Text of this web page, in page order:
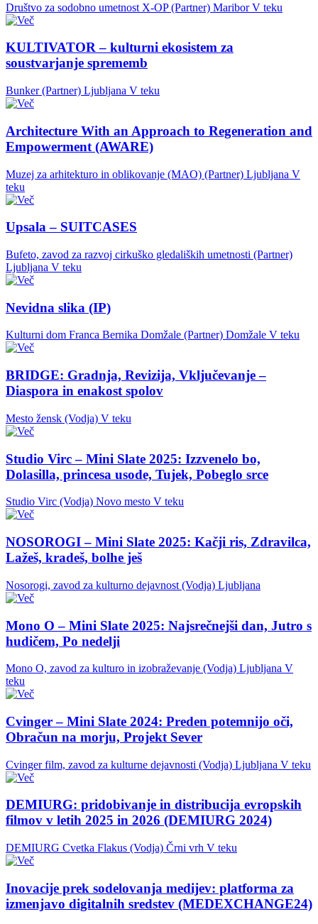
Društvo za sodobno umetnost X-OP (Partner) Maribor V teku
KULTIVATOR – kulturni ekosistem za
soustvarjanje sprememb
Bunker (Partner) Ljubljana V teku
Architecture With an Approach to Regeneration and
Empowerment (AWARE)
Muzej za arhitekturo in oblikovanje (MAO) (Partner) Ljubljana V
teku
Upsala – SUITCASES
Bufeto, zavod za razvoj cirkuško gledaliških umetnosti (Partner)
Ljubljana V teku
Nevidna slika (IP)
Kulturni dom Franca Bernika Domžale (Partner) Domžale V teku
BRIDGE: Gradnja, Revizija, Vključevanje –
Diaspora in enakost spolov
Mesto žensk (Vodja) V teku
Studio Virc – Mini Slate 2025: Izzvenelo bo,
Dolasilla, princesa usode, Tujek, Pobeglo srce
Studio Virc (Vodja) Novo mesto V teku
NOSOROGI – Mini Slate 2025: Kačji ris, Zdravilca,
Lažeš, kradeš, bolhe ješ
Nosorogi, zavod za kulturno dejavnost (Vodja) Ljubljana
Mono O – Mini Slate 2025: Najsrečnejši dan, Jutro s
hudičem, Po nedelji
Mono O, zavod za kulturo in izobraževanje (Vodja) Ljubljana V
teku
Cvinger – Mini Slate 2024: Preden potemnijo oči,
Obračun na morju, Projekt Sever
Cvinger film, zavod za kulturne dejavnosti (Vodja) Ljubljana V teku
DEMIURG: pridobivanje in distribucija evropskih
filmov v letih 2025 in 2026 (DEMIURG 2024)
DEMIURG Cvetka Flakus (Vodja) Črni vrh V teku
Inovacije prek sodelovanja medijev: platforma za
izmenjavo digitalnih sredstev (MEDEXCHANGE24)